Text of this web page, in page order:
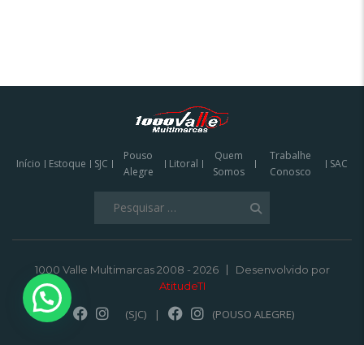
Início Estoque SJC
Pouso
Alegre
Litoral
Quem
Somos
Trabalhe
Conosco
SAC
1000 Valle Multimarcas 2008 - 2026
Desenvolvido por
AtitudeTI
(SJC) | (POUSO ALEGRE)